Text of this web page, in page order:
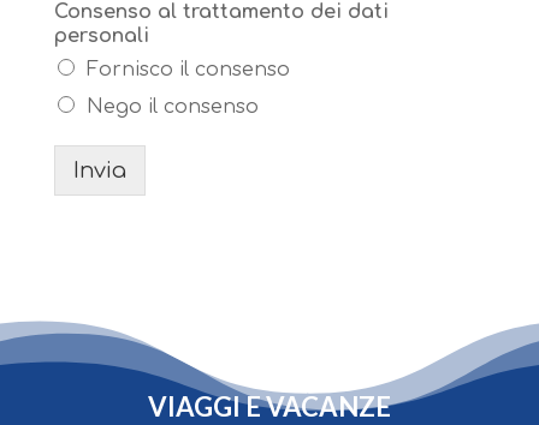
Consenso al trattamento dei dati
personali
Fornisco il consenso
Nego il consenso
Invia
GRATO
VIAGGI E VACANZE